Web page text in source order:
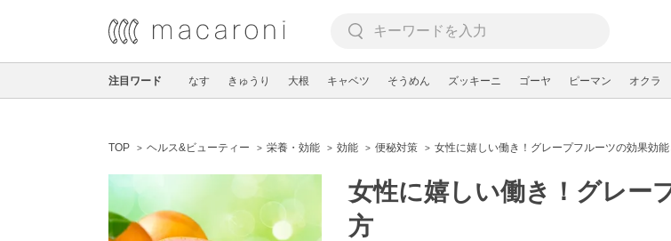
注目ワード なす きゅうり 大根 キャベツ そうめん ズッキーニ ゴーヤ ピーマン オクラ
TOP ヘルス&ビューティー 栄養・効能 効能 便秘対策 女性に嬉しい働き！グレープフルーツの効果効
女性に嬉しい働き！グレー
方